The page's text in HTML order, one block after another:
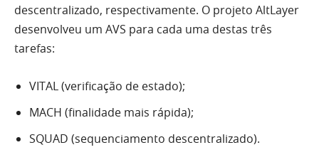
descentralizado, respectivamente. O projeto AltLayer
desenvolveu um AVS para cada uma destas três
tarefas:
VITAL (verificação de estado);
MACH (finalidade mais rápida);
SQUAD (sequenciamento descentralizado).